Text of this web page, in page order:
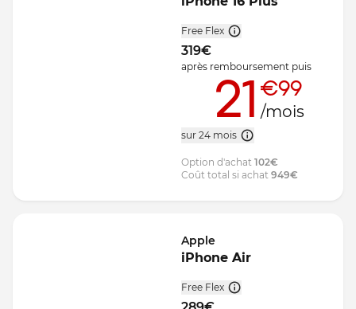
Free Flex
319€
après remboursement puis
21 €99
/mois
sur 24 mois
Option d'achat 102€
Coût total si achat 949€
Apple
iPhone Air
Free Flex